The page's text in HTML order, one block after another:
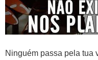
Ninguém passa pela tua